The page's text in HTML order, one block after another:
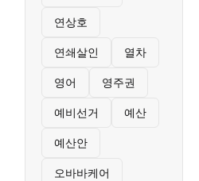
연상호
연쇄살인 열차
영어 영주권
예비선거 예산
예산안
오바바케어